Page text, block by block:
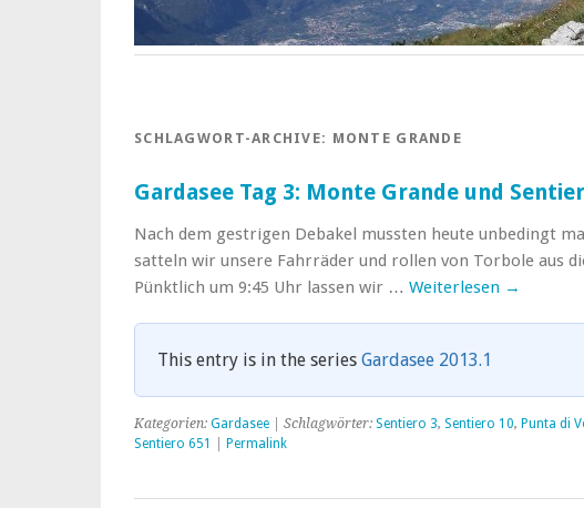
SCHLAGWORT-ARCHIVE: MONTE GRANDE
Gardasee Tag 3: Monte Grande und
Nach dem gestrigen Debakel mussten heute unbedingt
satteln wir unsere Fahrräder und rollen von Torbole aus
Pünktlich um 9:45 Uhr lassen wir … Weiterlesen →
This entry is in the series Gardasee 2013.1
Kategorien: Gardasee | Schlagwörter: Sentiero 3, Sentiero 10, Punta di
Sentiero 651
Permalink